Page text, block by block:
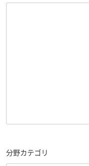
分野カテゴリ